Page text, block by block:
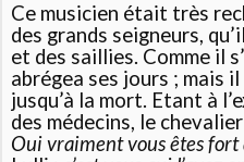
Ce musicien était très
des grands seigneurs,
et des saillies. Comme il
abrégea ses jours ; mais
jusqu’à la mort. Etant à
des médecins, le
Oui vraiment vous êtes fort